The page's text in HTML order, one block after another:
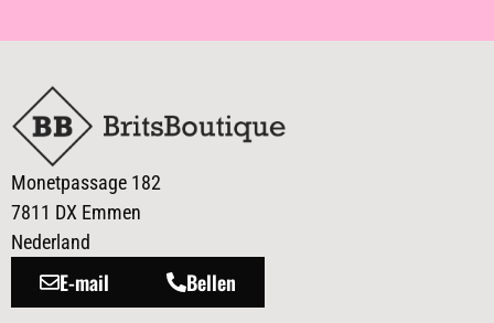
Monetpassage 182
7811 DX Emmen
Nederland
E-mail Bellen